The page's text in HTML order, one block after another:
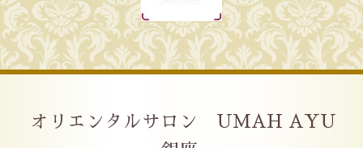
オリエンタルサロン UMAH AYU